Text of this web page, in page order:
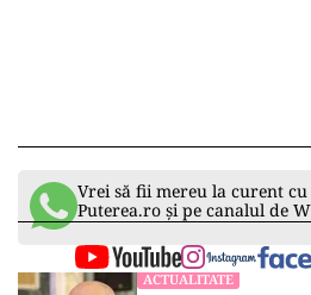
Vrei să fii mereu la curent
Puterea.ro și pe canalul de
ACTUALITATE